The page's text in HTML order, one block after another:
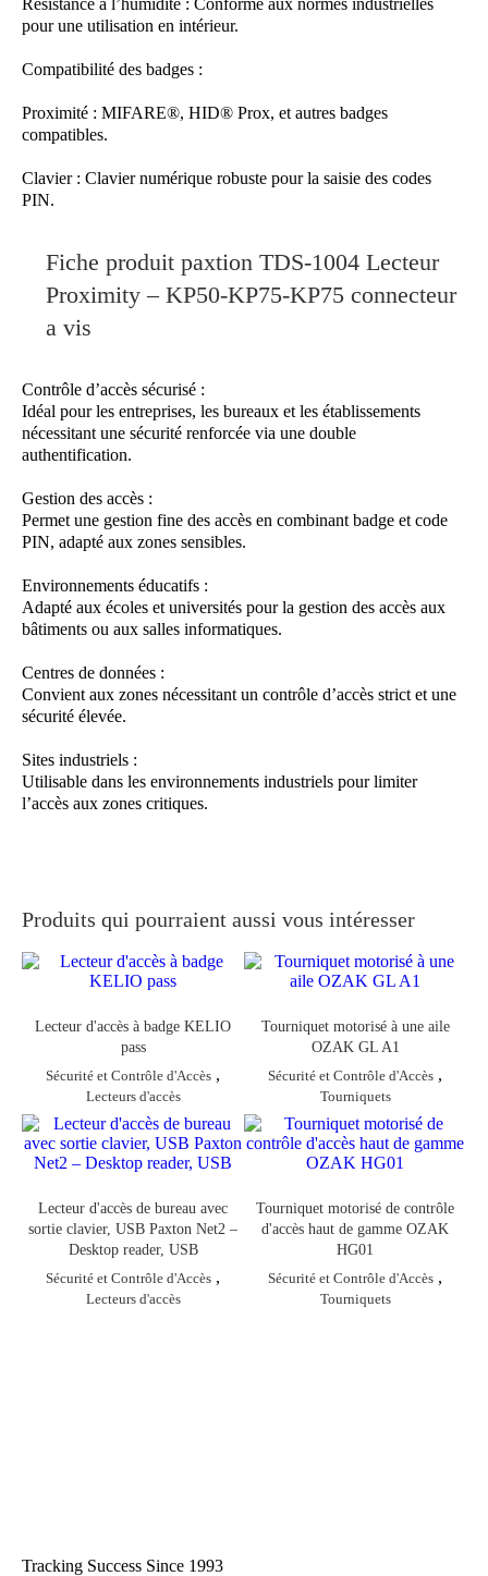
pour une utilisation en intérieur.
Compatibilité des badges :
Proximité : MIFARE®, HID® Prox, et autres badges
compatibles.
Clavier : Clavier numérique robuste pour la saisie des codes
PIN.
Fiche produit paxtion TDS-1004 Lecteur
Proximity – KP50-KP75-KP75 connecteur
a vis
Contrôle d’accès sécurisé :
Idéal pour les entreprises, les bureaux et les établissements
nécessitant une sécurité renforcée via une double
authentification.
Gestion des accès :
Permet une gestion fine des accès en combinant badge et code
PIN, adapté aux zones sensibles.
Environnements éducatifs :
Adapté aux écoles et universités pour la gestion des accès aux
bâtiments ou aux salles informatiques.
Centres de données :
Convient aux zones nécessitant un contrôle d’accès strict et une
sécurité élevée.
Sites industriels :
Utilisable dans les environnements industriels pour limiter
l’accès aux zones critiques.
Produits qui pourraient aussi vous intéresser
Lecteur d'accès à badge KELIO
pass
Sécurité et Contrôle d'Accès ,
Lecteurs d'accès
Tourniquet motorisé à une aile
OZAK GL A1
Sécurité et Contrôle d'Accès ,
Tourniquets
Lecteur d'accès de bureau avec
sortie clavier, USB Paxton Net2 –
Desktop reader, USB
Sécurité et Contrôle d'Accès ,
Lecteurs d'accès
Tourniquet motorisé de contrôle
d'accès haut de gamme OZAK
HG01
Sécurité et Contrôle d'Accès ,
Tourniquets
Tracking Success Since 1993